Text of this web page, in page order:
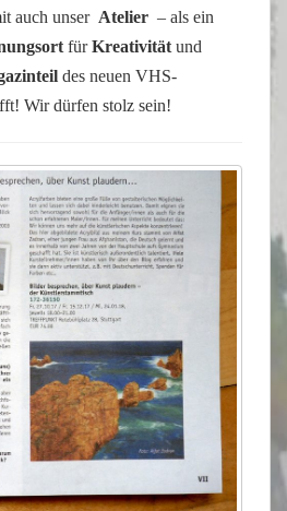
auch unser Atelier – als ein
fürKreativität und
des neuen VHS-
Wir dürfen stolz sein!